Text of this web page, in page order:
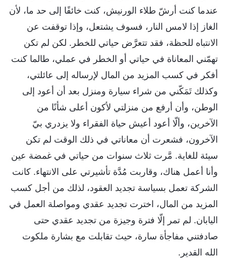
عندما كنت أرشّ طلاء الورنيش، كنت خائفًا إلى حد ما، لأن
الغاز إذا لامس النار، فسوف يشتعل، وإذا توقفت عن
الانتباه للحظة، فقد تتعرَّض حياتي للخطر. لكن لم تكن
تهمّني المعاناة في حياتي أو الخطر في عملي، طالما كنت
أفكر في كسب المزيد من المال لإرساله إلى عائلتي،
وكذلك تَمَكّني من شراء سيارة ومنزل بعد أن أعود إلى
الوطن، وأن أرفع من منزلتي لأكون أعلى شأنًا من
الآخرين، وألّا أعود أعيش حياة الفقراء ولا يزدري بيّ
الآخرون، فشعرت أن معاناتي في ذلك الوقت لم تكن
سيئة للغاية. مَّرت ثلاث سنوات من حياتي في غمضة عين
وأنا أعمل هناك، وقاربت مُدَّة تأشيرتي على الانتهاء. كانت
الشركة تعمل بسياسة تجديد العقود، لذلك من أجل كسب
المزيد من المال، اخترت تجديد عقدي ومواصلة العمل في
اليابان. لم تمر إلّا فترة وجيزة من تجديد عقدي حتى
صادفتني مفاجأة سارة، حيث تقابلت مع بشارة ملكوت
الله القدير.